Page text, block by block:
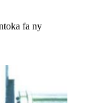
fa ny